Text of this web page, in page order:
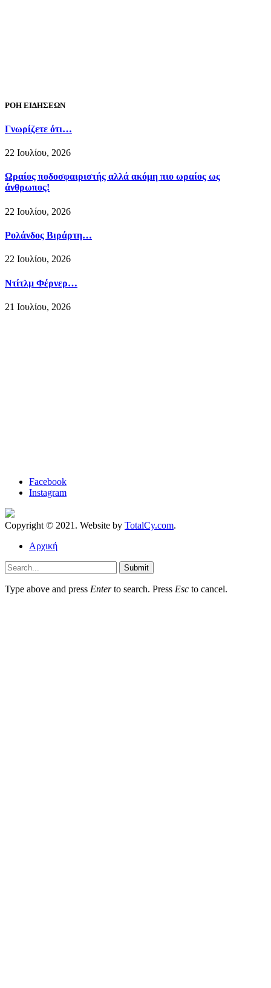
ΡΟΗ ΕΙΔΗΣΕΩΝ
Γνωρίζετε ότι…
22 Ιουλίου, 2026
Ωραίος ποδοσφαιριστής αλλά ακόμη πιο ωραίος ως
άνθρωπος!
22 Ιουλίου, 2026
Ρολάνδος Βιράρτη…
22 Ιουλίου, 2026
Ντίτλμ Φέρνερ…
21 Ιουλίου, 2026
Facebook
Instagram
Copyright © 2021. Website by TotalCy.com.
Αρχική
Submit
Type above and press Enterto search. Press Esc to cancel.